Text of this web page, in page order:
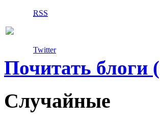
RSS
Twitter
Почитать блоги
Случайные